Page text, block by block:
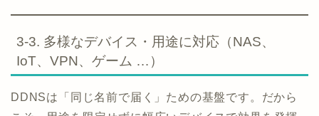
3-3. 多様なデバイス・用途に対応（NAS、
IoT、VPN、ゲーム …）
DDNSは「同じ名前で届く」ための基盤です。だから